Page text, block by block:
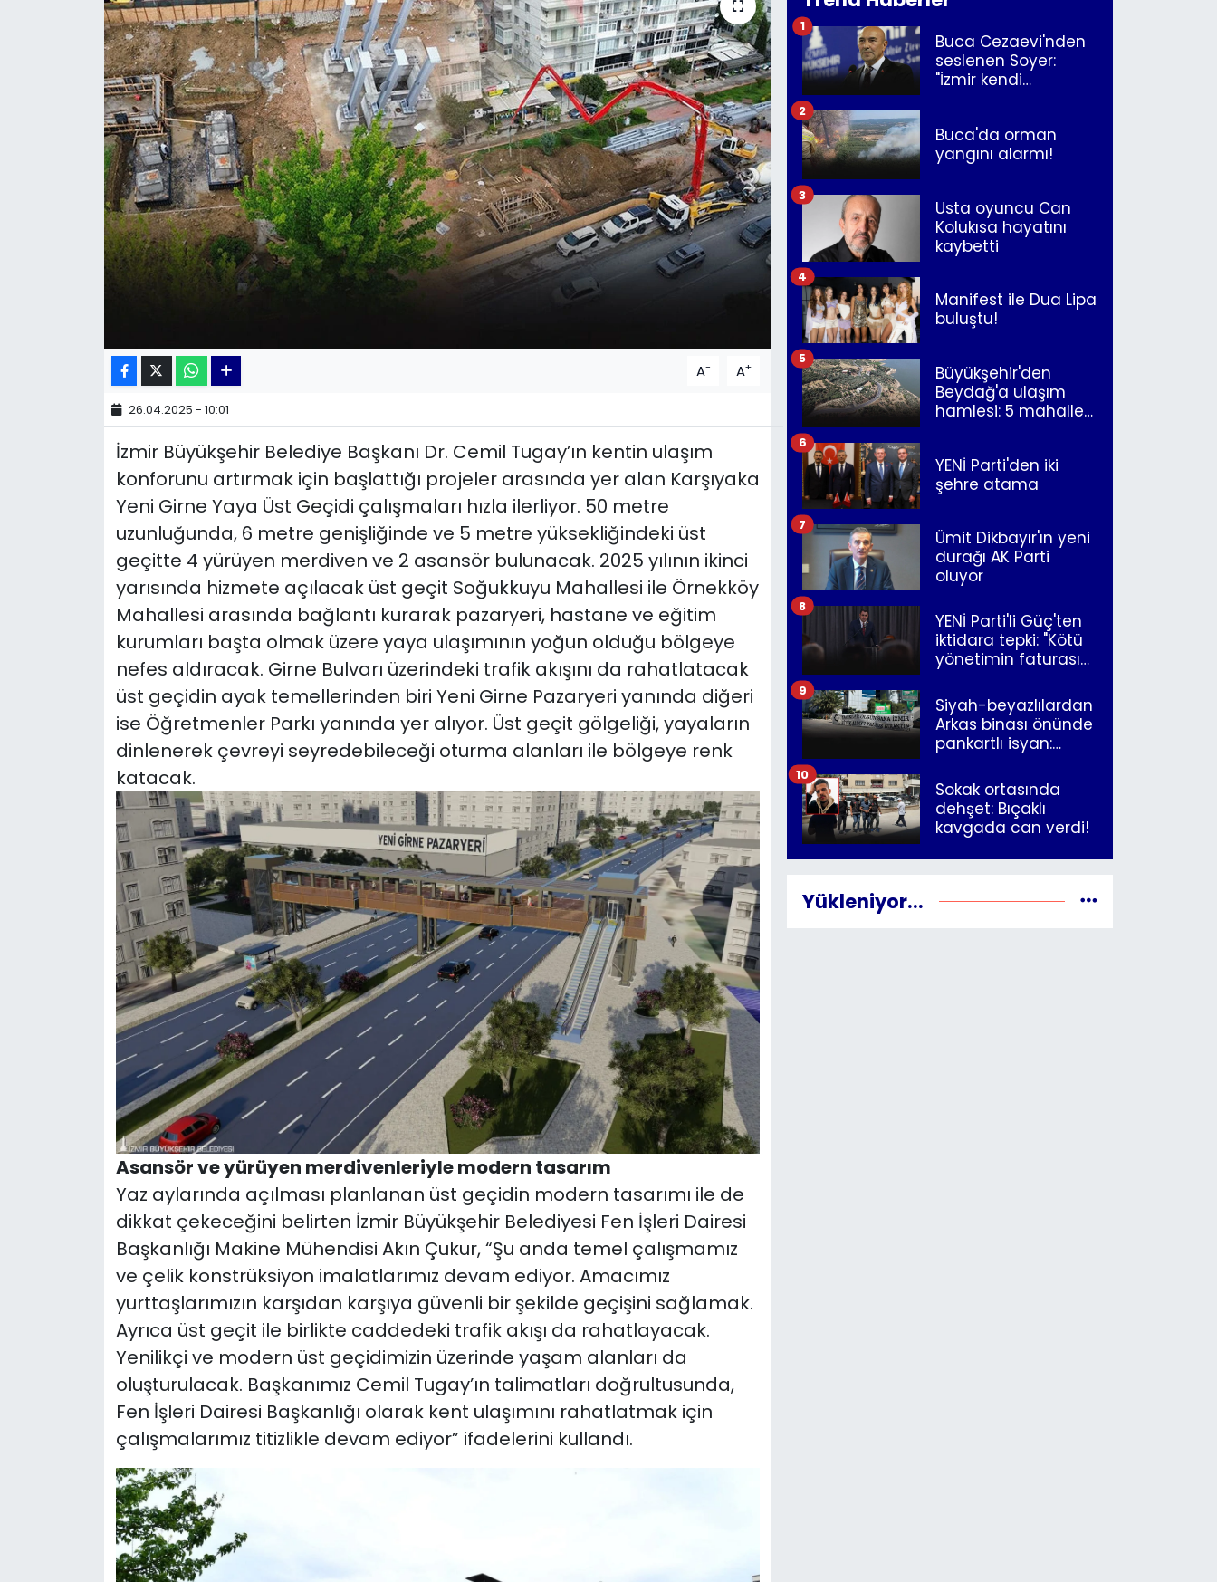
A- A+
26.04.2025 - 10:01
İzmir Büyükşehir Belediye Başkanı Dr. Cemil Tugay’ın kentin ulaşım
konforunu artırmak için başlattığı projeler arasında yer alan Karşıyaka
Yeni Girne Yaya Üst Geçidi çalışmaları hızla ilerliyor. 50 metre
uzunluğunda, 6 metre genişliğinde ve 5 metre yüksekliğindeki üst
geçitte 4 yürüyen merdiven ve 2 asansör bulunacak. 2025 yılının ikinci
yarısında hizmete açılacak üst geçit Soğukkuyu Mahallesi ile Örnekköy
Mahallesi arasında bağlantı kurarak pazaryeri, hastane ve eğitim
kurumları başta olmak üzere yaya ulaşımının yoğun olduğu bölgeye
nefes aldıracak. Girne Bulvarı üzerindeki trafik akışını da rahatlatacak
üst geçidin ayak temellerinden biri Yeni Girne Pazaryeri yanında diğeri
ise Öğretmenler Parkı yanında yer alıyor. Üst geçit gölgeliği, yayaların
dinlenerek çevreyi seyredebileceği oturma alanları ile bölgeye renk
katacak.
Asansör ve yürüyen merdivenleriyle modern tasarım
Yaz aylarında açılması planlanan üst geçidin modern tasarımı ile de
dikkat çekeceğini belirten İzmir Büyükşehir Belediyesi Fen İşleri Dairesi
Başkanlığı Makine Mühendisi Akın Çukur, “Şu anda temel çalışmamız
ve çelik konstrüksiyon imalatlarımız devam ediyor. Amacımız
yurttaşlarımızın karşıdan karşıya güvenli bir şekilde geçişini sağlamak.
Ayrıca üst geçit ile birlikte caddedeki trafik akışı da rahatlayacak.
Yenilikçi ve modern üst geçidimizin üzerinde yaşam alanları da
oluşturulacak. Başkanımız Cemil Tugay’ın talimatları doğrultusunda,
Fen İşleri Dairesi Başkanlığı olarak kent ulaşımını rahatlatmak için
çalışmalarımız titizlikle devam ediyor” ifadelerini kullandı.
Buca Cezaevi'nden
seslenen Soyer:
"İzmir kendi
1
Buca'da orman
yangını alarmı!
2
Usta oyuncu Can
Kolukısa hayatını
kaybetti
3
Manifest ile Dua Lipa
buluştu!
4
Büyükşehir'den
Beydağ'a ulaşım
hamlesi: 5 mahalle
5
YENİ Parti'den iki
şehre atama
6
Ümit Dikbayır'ın yeni
durağı AK Parti
oluyor
7
YENİ Parti'li Güç'ten
iktidara tepki: "Kötü
yönetimin faturasını
8
Siyah-beyazlılardan
Arkas binası önünde
pankartlı isyan:
İzmir"
9
Sokak ortasında
dehşet: Bıçaklı
kavgada can verdi!
10
Yükleniyor...
KÜLTÜR SANAT
MAGAZİN
POLİTİKA
SAĞLIK
Siyaset
Yaşam
YEREL POLİTİKA
YEREL YÖNETİMLER